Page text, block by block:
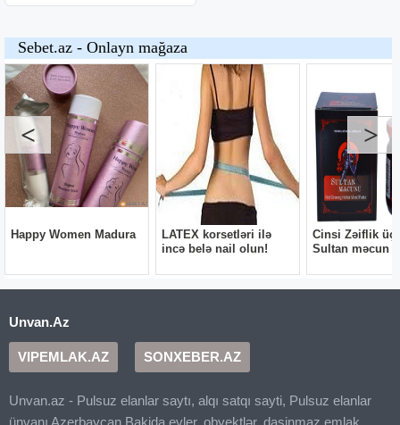
Unvan.Az
VIPEMLAK.AZ SONXEBER.AZ
Unvan.az - Pulsuz elanlar saytı, alqı satqı sayti, Pulsuz elanlar
ünvanı Azerbaycan Bakida evler, obyektlər, dasinmaz emlak,